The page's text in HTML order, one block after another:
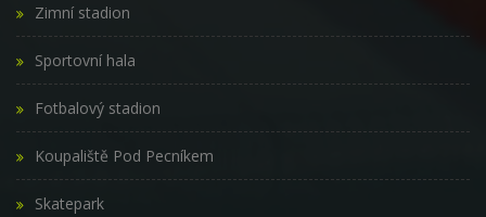
Zimní stadion
Sportovní hala
Fotbalový stadion
Koupaliště Pod Pecníkem
Skatepark